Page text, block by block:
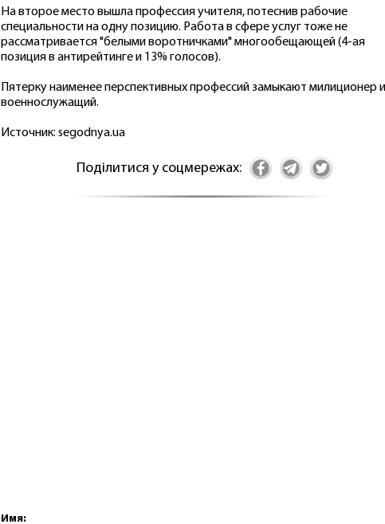
На второе место вышла профессия учителя, потеснив рабочие
специальности на одну позицию. Работа в сфере услуг тоже не
рассматривается "белыми воротничками" многообещающей (4-ая
позиция в антирейтинге и 13% голосов).
Пятерку наименее перспективных профессий замыкают милиционер и
военнослужащий.
Источник: segodnya.ua
Поділитися у соцмережах:
Имя: